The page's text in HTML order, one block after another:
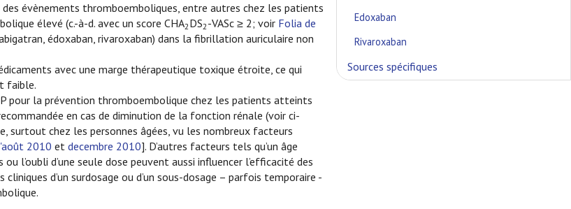
évènements thromboemboliques, entre autres chez les patients
élevé (c.-à-d. avec un score CHA2DS2-VASc ≥ 2; voir Folia de
édoxaban, rivaroxaban) dans la fibrillation auriculaire non
avec une marge thérapeutique toxique étroite, ce qui
faible.
pour la prévention thromboembolique chez les patients atteints
en cas de diminution de la fonction rénale (voir ci-
surtout chez les personnes âgées, vu les nombreux facteurs
2010 et decembre 2010]. D’autres facteurs tels qu’un âge
l’oubli d’une seule dose peuvent aussi influencer l’efficacité des
d’un surdosage ou d’un sous-dosage – parfois temporaire -
Edoxaban
Rivaroxaban
Sources spécifiques